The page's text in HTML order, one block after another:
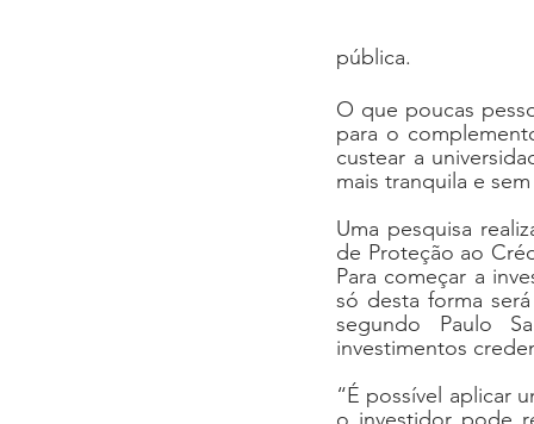
pública.
O que poucas
para o
custear a
mais tranquila e
Uma pesquisa
de Proteção ao
Para começar a
só desta forma
segundo Paulo
investimentos
“É possível aplicar